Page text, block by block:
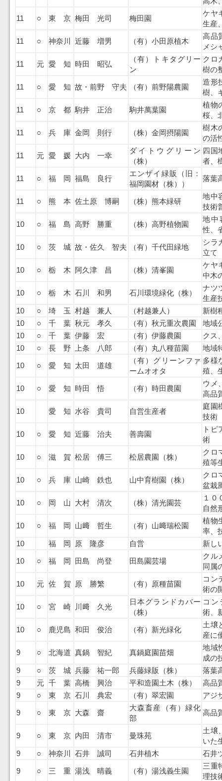
11 ○ 東 京 梅田 光司 梅田園
ケヤ
生産
11 ○ 神奈川 近藤 増男 （有）小田原植木
高品
メシ
11 元 愛 知 時田 昭弘
（有）トキタグリー
ン
クロ
樹の
11 ○ 愛 知 故・前野 守夫 （有）前野陽農園
造形
樹、
11 ○ 京 都 駒井 正治 駒井萬葉園
植物
桜、
11 ○ 兵 庫 金岡 則行 （株）金岡摂陽園
樹木
の活
11 元 愛 媛 大内 一幸
ダイトウグリーン
（株）
四国
者、
11 ○ 福 岡 福島 良行
エンザイ緑販（旧：
福岡園材（株））
落葉
11 ○ 熊 本 佐土原 博嗣 （株）熊本緑研
地中
技術
10 ○ 福 島 高野 勝重 （株）高野植物園
地中
性、
10 ○ 茨 城 故・佐久 智夫 （有）千代田緑地
シラ
立て
10 ○ 栃 木 阿久津 昌 （株）清峯園
ケヤ
中木
10 ○ 栃 木 石川 和男 石川環境緑化（株）
ナツ
生産
10
○ 埼 玉 村越 兼人 （村越兼人）
新樹
10
○ 千 葉 秋元 孝久 （有）秋元重次農園
地域
10
○ 千 葉 伊藤 宏 （有）伊藤農園
クス
10
○ 長 野 上条 八郎 （有）丸八種苗園 地域
10 ○ 愛 知 太田 道雄
（有）グリーンファ
ームオオタ
多様
殖、
10 ○ 愛 知 時田 悟 （有）時田農園
ウメ
高品
10 愛 知 水谷 貴司 自営生産者
庭園
技術
10 ○ 愛 知 近藤 治夫 善壽園
トピ
術
10 ○ 滋 賀 松居 傅三 松居農園（株）
クロ
殖等
10 ○ 兵 庫 山崎 鉄也 山中育樹園（株）
クロ
盆栽
10 ○ 岡 山 大村 清次 （株）清光園芸
１０
自然
10 ○ 福 岡 山﨑 哲生 （有）山﨑瑞松園
植物
率、
10
福 岡 原 隆彦 自営 新し
10 ○ 福 岡 田島 尚登 田島園芸場
クル
同属
10 元 佐 賀 原 勝繁 （有）原種苗園
コン
術の
10 ○ 宮 崎 川﨑 久光
日本グランドカバー
（株）
コン
術、
10 ○ 鹿児島 和田 俊治 （有）新光緑化
土壌
産に
9 ○ 北海道 真鍋 智紀 真鍋庭園苗畑
地域
成の
9
○ 茨 城 兵藤 祐一郎 兵藤緑販（株）
落葉
9
元 千 葉 高橋 興治 平和造園土木（株）
高品
9
○ 東 京 石川 典宏 （有）翠宏園 アジ
9 ○ 東 京 大森 齋
大森畜産（有）緑化
部
高品
9 ○ 東 京 内田 清市 曼珠苑
土壌
いた
9
○ 神奈川 石井 誠司 石井植木 石井
9 ○ 三 重 湯浅 晴義 （有）湯浅義生園
三重
理技